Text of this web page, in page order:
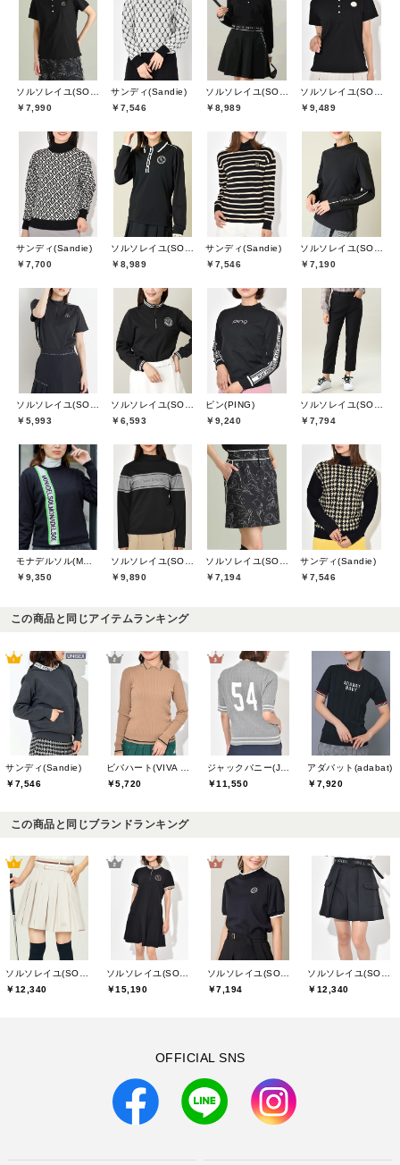
￥7,990
サンディ(Sandie)
￥7,546
￥8,989
￥9,489
サンディ(Sandie)
￥7,700
￥8,989
サンディ(Sandie)
￥7,546
￥7,190
￥5,993
￥6,593
ピン(PING)
￥9,240
￥7,794
￥9,350
￥9,890
￥7,194
サンディ(Sandie)
￥7,546
この商品と同じアイテムランキング
サンディ(Sandie)
￥7,546
ビバハート(VIVA HEART)
￥5,720
ジャックバニー(Jack Bunny)
￥11,550
アダバット(adabat)
￥7,920
この商品と同じブランドランキング
￥12,340
￥15,190
￥7,194
￥12,340
OFFICIAL SNS